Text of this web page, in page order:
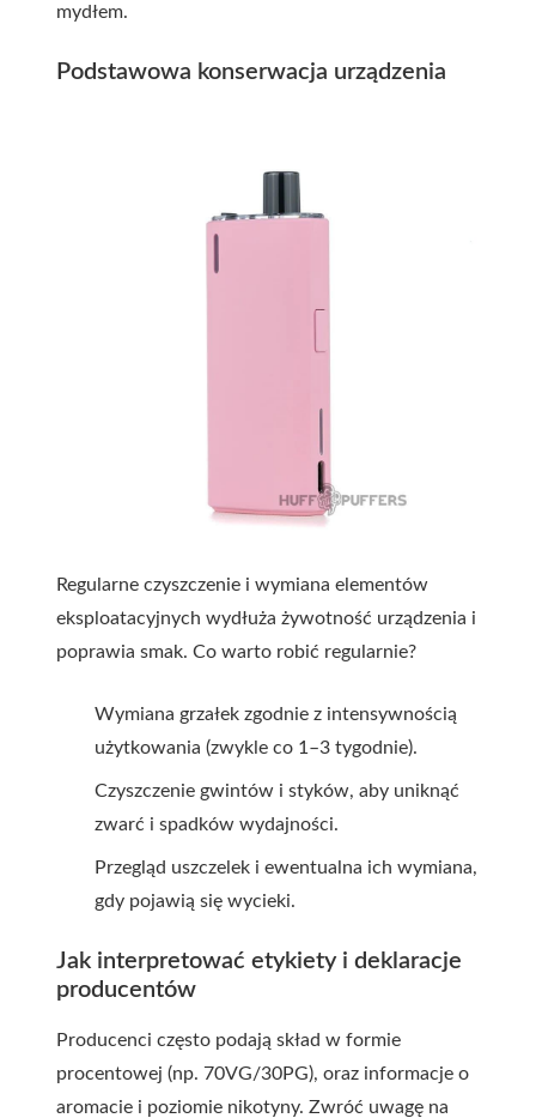
mydłem.
Podstawowa konserwacja urządzenia
Regularne czyszczenie i wymiana elementów
eksploatacyjnych wydłuża żywotność urządzenia i
poprawia smak. Co warto robić regularnie?
Wymiana grzałek zgodnie z intensywnością
użytkowania (zwykle co 1–3 tygodnie).
Czyszczenie gwintów i styków, aby uniknąć
zwarć i spadków wydajności.
Przegląd uszczelek i ewentualna ich wymiana,
gdy pojawią się wycieki.
Jak interpretować etykiety i deklaracje
producentów
Producenci często podają skład w formie
procentowej (np. 70VG/30PG), oraz informacje o
aromacie i poziomie nikotyny. Zwróć uwagę na